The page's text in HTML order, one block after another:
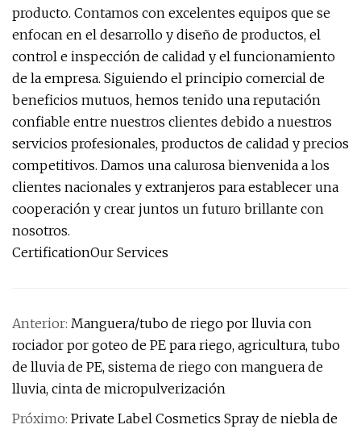
producto. Contamos con excelentes equipos que se
enfocan en el desarrollo y diseño de productos, el
control e inspección de calidad y el funcionamiento
de la empresa. Siguiendo el principio comercial de
beneficios mutuos, hemos tenido una reputación
confiable entre nuestros clientes debido a nuestros
servicios profesionales, productos de calidad y precios
competitivos. Damos una calurosa bienvenida a los
clientes nacionales y extranjeros para establecer una
cooperación y crear juntos un futuro brillante con
nosotros.
CertificationOur Services
Anterior: Manguera/tubo de riego por lluvia con
rociador por goteo de PE para riego, agricultura, tubo
de lluvia de PE, sistema de riego con manguera de
lluvia, cinta de micropulverización
Próximo: Private Label Cosmetics Spray de niebla de